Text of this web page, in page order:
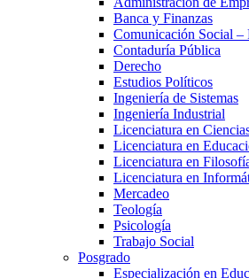
Banca y Finanzas
Comunicación Social –
Contaduría Pública
Derecho
Estudios Políticos
Ingeniería de Sistemas
Ingeniería Industrial
Licenciatura en
Licenciatura en
Licenciatura en
Licenciatura en
Mercadeo
Teología
Psicología
Trabajo Social
Posgrado
Especialización en